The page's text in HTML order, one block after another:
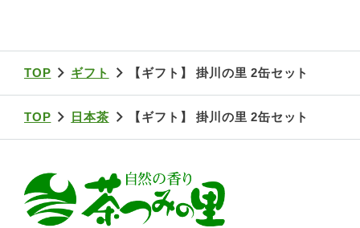
TOP ギフト 【ギフト】 掛川の里 2缶セット
TOP 日本茶 【ギフト】 掛川の里 2缶セット